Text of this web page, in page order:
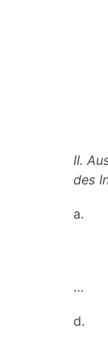
II.
des
a.
…
d.